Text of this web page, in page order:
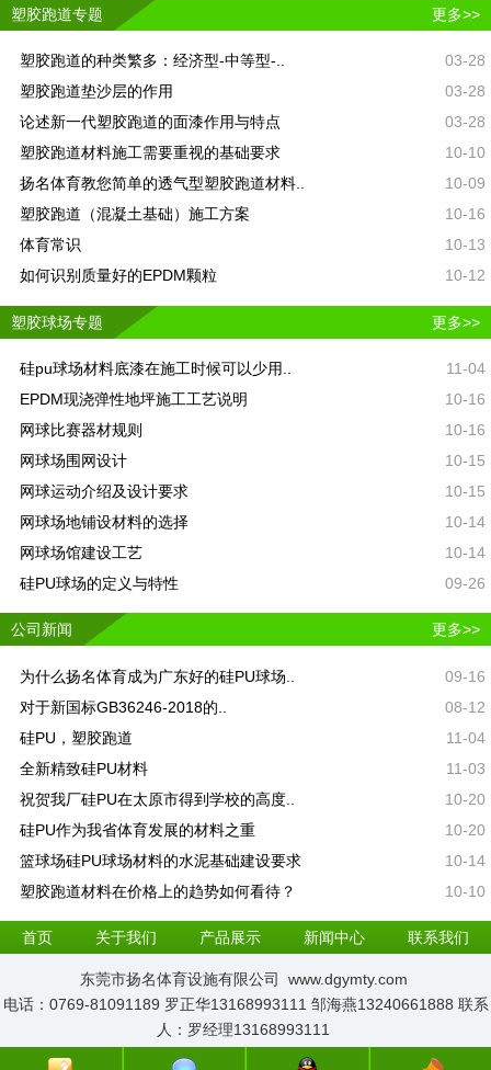
塑胶跑道专题 更多>>
塑胶跑道的种类繁多：经济型-中等型-..
03-28
塑胶跑道垫沙层的作用
03-28
论述新一代塑胶跑道的面漆作用与特点
03-28
塑胶跑道材料施工需要重视的基础要求
10-10
扬名体育教您简单的透气型塑胶跑道材料..
10-09
塑胶跑道（混凝土基础）施工方案
10-16
体育常识
10-13
如何识别质量好的EPDM颗粒
10-12
塑胶球场专题 更多>>
硅pu球场材料底漆在施工时候可以少用..
11-04
EPDM现浇弹性地坪施工工艺说明
10-16
网球比赛器材规则
10-16
网球场围网设计
10-15
网球运动介绍及设计要求
10-15
网球场地铺设材料的选择
10-14
网球场馆建设工艺
10-14
硅PU球场的定义与特性
09-26
公司新闻 更多>>
为什么扬名体育成为广东好的硅PU球场..
09-16
对于新国标GB36246-2018的..
08-12
硅PU，塑胶跑道​
11-04
全新精致硅PU材料
11-03
祝贺我厂硅PU在太原市得到学校的高度..
10-20
硅PU作为我省体育发展的材料之重
10-20
篮球场硅PU球场材料的水泥基础建设要求
10-14
塑胶跑道材料在价格上的趋势如何看待？
10-10
首页 关于我们 产品展示 新闻中心 联系我们
东莞市扬名体育设施有限公司 www.dgymty.com
电话：0769-81091189 罗正华13168993111 邹海燕13240661888 联系
人：罗经理13168993111